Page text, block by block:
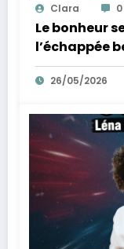
Clara 0
Le bonheur
l’échappée
des
26/05/2026